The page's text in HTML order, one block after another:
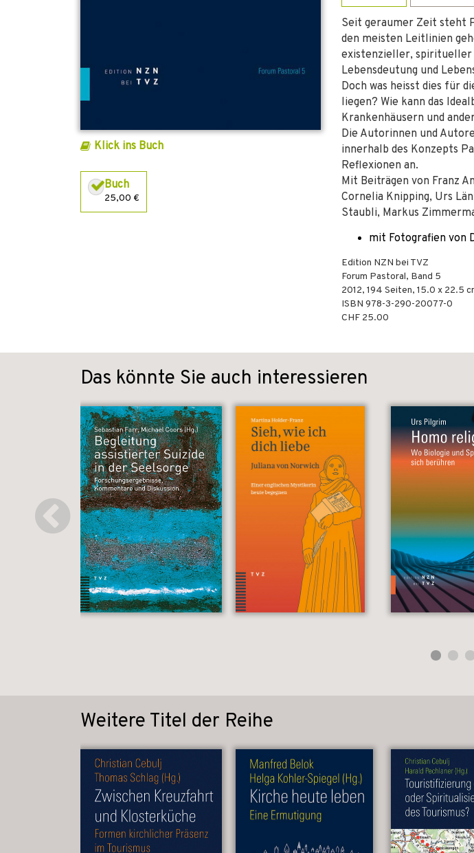
Klick ins Buch
Buch
25,00 €
Seit geraumer Zeit steht
den meisten Leitlinien
existenzieller, spiritueller
Lebensdeutung und
Doch was heisst dies für
liegen? Wie kann das
Krankenhäusern und
Die Autorinnen und
innerhalb des Konzepts
Reflexionen an.
Mit Beiträgen von Franz
Cornelia Knipping, Urs
Staubli, Markus
mit Fotografien von
Edition NZN bei TVZ
Forum Pastoral, Band 5
2012, 194 Seiten, 15.0 x 22.5
ISBN 978-3-290-20077-0
CHF 25.00
Das könnte Sie auch interessieren
Weitere Titel der Reihe